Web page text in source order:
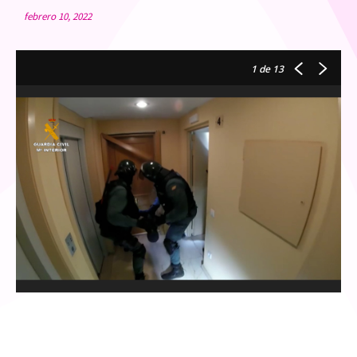
febrero 10, 2022
1 de 13